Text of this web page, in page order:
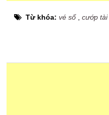
Từ khóa:vé số,cướp tài